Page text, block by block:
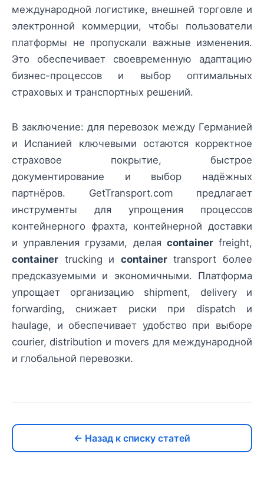
международной логистике, внешней торговле и
электронной коммерции, чтобы пользователи
платформы не пропускали важные изменения.
Это обеспечивает своевременную адаптацию
бизнес-процессов и выбор оптимальных
страховых и транспортных решений.
В заключение: для перевозок между Германией
и Испанией ключевыми остаются корректное
страховое покрытие, быстрое
документирование и выбор надёжных
партнёров. GetTransport.com предлагает
инструменты для упрощения процессов
контейнерного фрахта, контейнерной доставки
и управления грузами, делая containerfreight,
container trucking и containertransport более
предсказуемыми и экономичными. Платформа
упрощает организацию shipment, delivery и
forwarding, снижает риски при dispatch и
haulage, и обеспечивает удобство при выборе
courier, distribution и movers для международной
и глобальной перевозки.
← Назад к списку статей